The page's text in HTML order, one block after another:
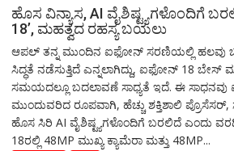
ಹೊಸ ವಿನ್ಯಾಸ, AI ವೈಶಿಷ್ಟ್ಯಗಳೊಂದಿಗೆ
18’, ಮಹತ್ವದ ರಹಸ್ಯ ಬಯಲು
ಆಪಲ್ ತನ್ನ ಮುಂದಿನ ಐಫೋನ್ ಸರಣಿಯಲ್ಲಿ ಹಲವು
ಸಿದ್ಧತೆ ನಡೆಸುತ್ತಿದೆ ಎನ್ನಲಾಗಿದ್ದು, ಐಫೋನ್ 18
ಸಮಯದಲ್ಲೂ ಬದಲಾವಣೆ ಸಾಧ್ಯತೆ ಇದೆ. ಈ
ಮುಂದುವರಿದ ರೂಪವಾಗಿ, ಹೆಚ್ಚು ಶಕ್ತಿಶಾಲಿ ಪ್ರೊಸೆಸರ್,
ಹೊಸ ಸಿರಿ AI ವೈಶಿಷ್ಟ್ಯಗಳೊಂದಿಗೆ ಬರಲಿದೆ ಎಂದು
18ರಲ್ಲಿ 48MP ಮುಖ್ಯ ಕ್ಯಾಮೆರಾ ಮತ್ತು 48MP...